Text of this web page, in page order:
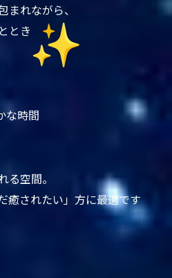
れながら、
とき
な時間
る空間。
癒されたい」方に最適です